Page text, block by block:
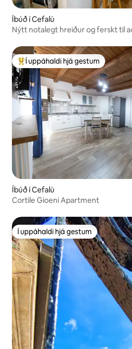
Íbúð í Cefalù
Nýtt notalegt hreiður og ferskt til
Í mestu uppáhaldi hjá gestum
Í uppáhaldi hjá gestum
Íbúð í Cefalù
Cortile Gioeni Apartment
Í uppáhaldi hjá gestum
Í uppáhaldi hjá gestum